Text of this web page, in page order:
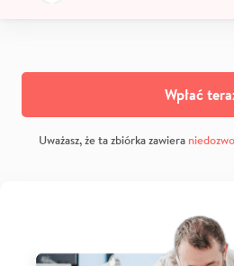
Wpłać
Uważasz, że ta zbiórka zawiera